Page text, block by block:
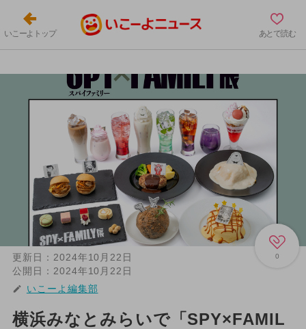
いこーよトップ あとで読む
0
更新日： 2024年10月22日
公開日： 2024年10月22日
いこーよ編集部
横浜みなとみらいで「SPY×FAMIL